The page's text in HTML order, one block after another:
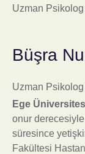
Uzman Psikolog
Büşra
Uzman
Ege
onur
süresince
Fakültesi